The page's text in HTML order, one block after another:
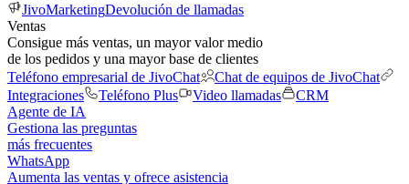
JivoMarketingDevolución de llamadas
Ventas
Consigue más ventas, un mayor valor medio
de los pedidos y una mayor base de clientes
Teléfono empresarial de JivoChat
Chat de equipos de JivoChat
Integraciones
Teléfono Plus Video llamadas
CRM
Agente de IA
Gestiona las preguntas
más frecuentes
WhatsApp
Aumenta las ventas y ofrece asistencia